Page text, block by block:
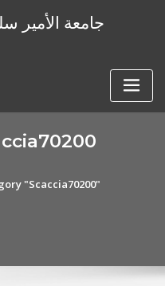
جامعة الأمير
"Scaccia70200"